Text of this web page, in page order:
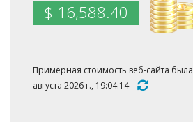
$ 16,588.40
Примерная стоимость веб-сайта была
августа 2026 г., 19:04:14